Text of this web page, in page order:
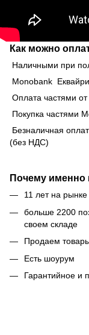
Как можно
Наличными при
Monobank
Оплата частями
Покупка частями
Безналичная
(без НДС)
Почему
11 лет на
больше 2200
своем складе
Продаем
Есть шоурум
Гарантийное и